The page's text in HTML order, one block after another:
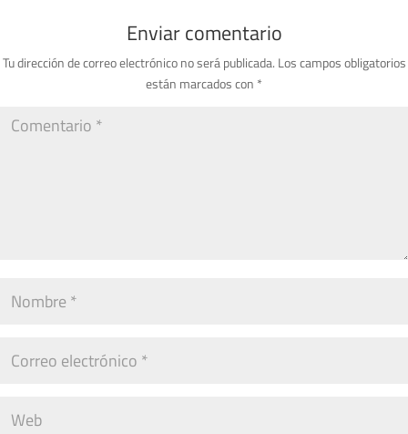
Enviar comentario
Tu dirección de correo electrónico no será publicada. Los campos obligatorios
están marcados con *